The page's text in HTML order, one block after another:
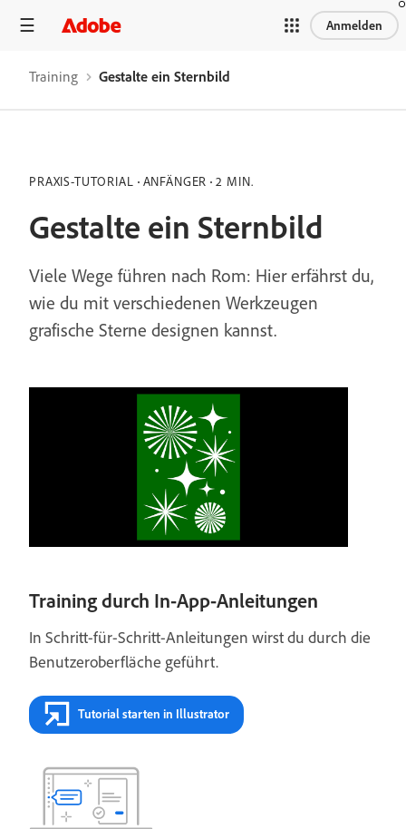
Anmelden
Training Gestalte ein Sternbild
PRAXIS-TUTORIAL ANFÄNGER 2 MIN.
Gestalte ein Sternbild
Viele Wege führen nach Rom: Hier erfährst du,
wie du mit verschiedenen Werkzeugen
grafische Sterne designen kannst.
Training durch In-App-Anleitungen
In Schritt-für-Schritt-Anleitungen wirst du durch die
Benutzeroberfläche geführt.
Tutorial starten in Illustrator